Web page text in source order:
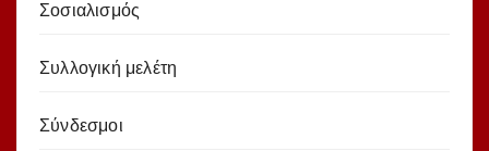
Σοσιαλισμός
Συλλογική μελέτη
Σύνδεσμοι